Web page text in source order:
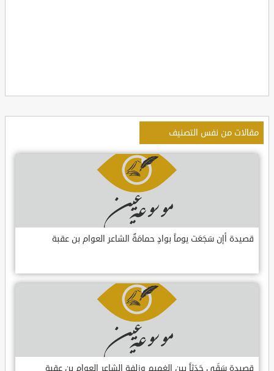
مقالات من نفس التصنيف
قصيدة أإن سَجَعَت يوماً بوادٍ حمامَةٌ الشاعر العوام بن عقبة
قصيدة سَقَى جَدَثاً بين الغميم وزلفةٍ الشاعر العوام بن عقبة